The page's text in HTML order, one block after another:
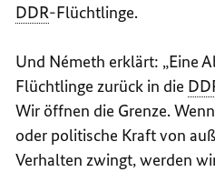
DDR-Flüchtlinge.
Und Németh erklärt: „Eine
Flüchtlinge zurück in die
Wir öffnen die Grenze.
oder politische Kraft von
Verhalten zwingt, werden